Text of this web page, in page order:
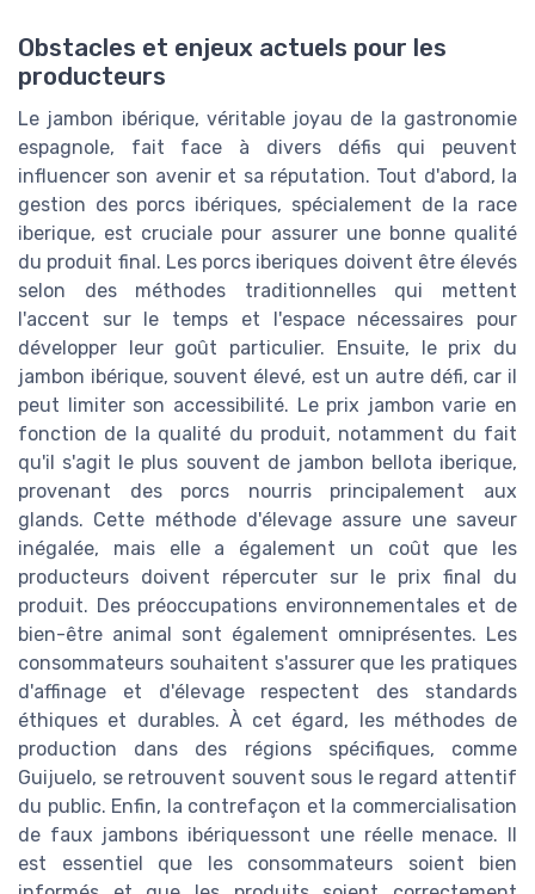
Obstacles et enjeux actuels pour les
producteurs
Le jambon ibérique, véritable joyau de la gastronomie
espagnole, fait face à divers défis qui peuvent
influencer son avenir et sa réputation. Tout d'abord, la
gestion des porcs ibériques, spécialement de la race
iberique, est cruciale pour assurer une bonne qualité
du produit final. Les porcs iberiques doivent être élevés
selon des méthodes traditionnelles qui mettent
l'accent sur le temps et l'espace nécessaires pour
développer leur goût particulier. Ensuite, le prix du
jambon ibérique, souvent élevé, est un autre défi, car il
peut limiter son accessibilité. Le prix jambon varie en
fonction de la qualité du produit, notamment du fait
qu'il s'agit le plus souvent de jambon bellota iberique,
provenant des porcs nourris principalement aux
glands. Cette méthode d'élevage assure une saveur
inégalée, mais elle a également un coût que les
producteurs doivent répercuter sur le prix final du
produit. Des préoccupations environnementales et de
bien-être animal sont également omniprésentes. Les
consommateurs souhaitent s'assurer que les pratiques
d'affinage et d'élevage respectent des standards
éthiques et durables. À cet égard, les méthodes de
production dans des régions spécifiques, comme
Guijuelo, se retrouvent souvent sous le regard attentif
du public. Enfin, la contrefaçon et la commercialisation
de faux jambons ibériquessont une réelle menace. Il
est essentiel que les consommateurs soient bien